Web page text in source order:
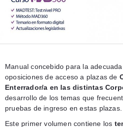
Manual concebido para la
oposiciones de acceso a plazas de
Enterrador/a en las distintas
desarrollo de los temas que
pruebas de ingreso en estas plazas.
Este primer volumen contiene los